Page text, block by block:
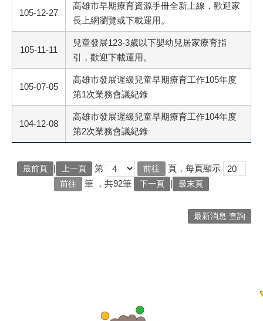
105-12-27
高雄市早期療育資源手冊全新上線，歡迎家
長上網瀏覽或下載運用。
105-11-11
兒童發展123-3歲以下嬰幼兒居家療育指
引，歡迎下載運用。
105-07-05
高雄市發展遲緩兒童早期療育工作105年度
第1次業務會議紀錄
104-12-08
高雄市發展遲緩兒童早期療育工作104年度
第2次業務會議紀錄
最前頁 | 上一頁 第
頁，每頁顯示
筆 ，共92筆 下一頁 | 最末頁
最新消息 查詢